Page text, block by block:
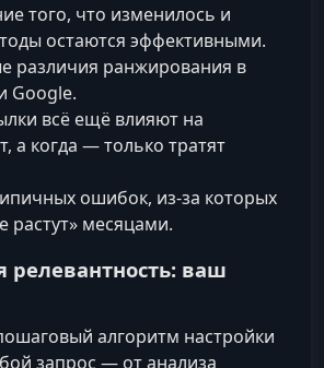
того, что изменилось и
остаются эффективными.
различия ранжирования в
Google.
всё ещё влияют на
а когда — только тратят
ошибок, из‑за которых
растут» месяцами.
релевантность: ваш
алгоритм настройки
запрос — от анализа